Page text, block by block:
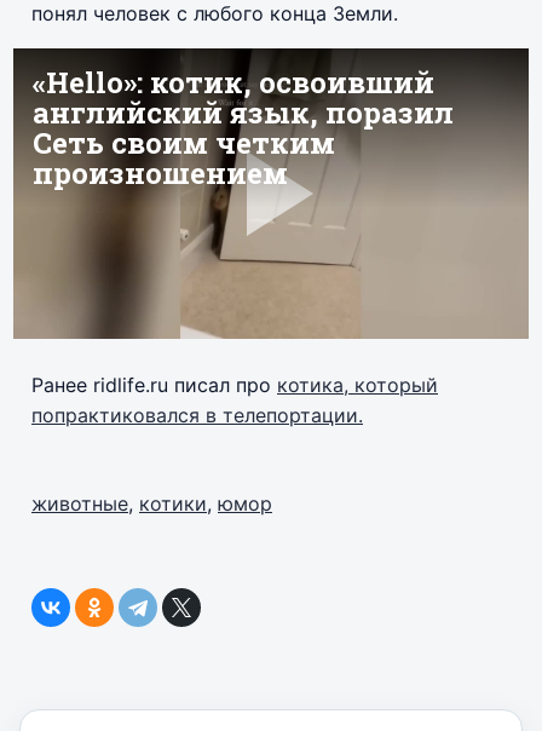
понял человек с любого конца Земли.
Ранее ridlife.ru писал про котика, который
попрактиковался в телепортации.
животные, котики, юмор